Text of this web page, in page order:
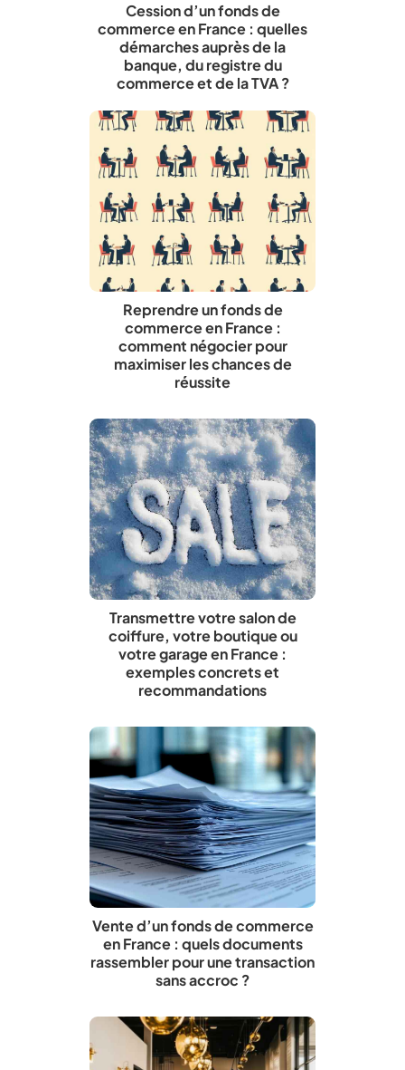
Cession d’un fonds de
commerce en France : quelles
démarches auprès de la
banque, du registre du
commerce et de la TVA ?
Reprendre un fonds de
commerce en France :
comment négocier pour
maximiser les chances de
réussite
Transmettre votre salon de
coiffure, votre boutique ou
votre garage en France :
exemples concrets et
recommandations
Vente d’un fonds de commerce
en France : quels documents
rassembler pour une transaction
sans accroc ?